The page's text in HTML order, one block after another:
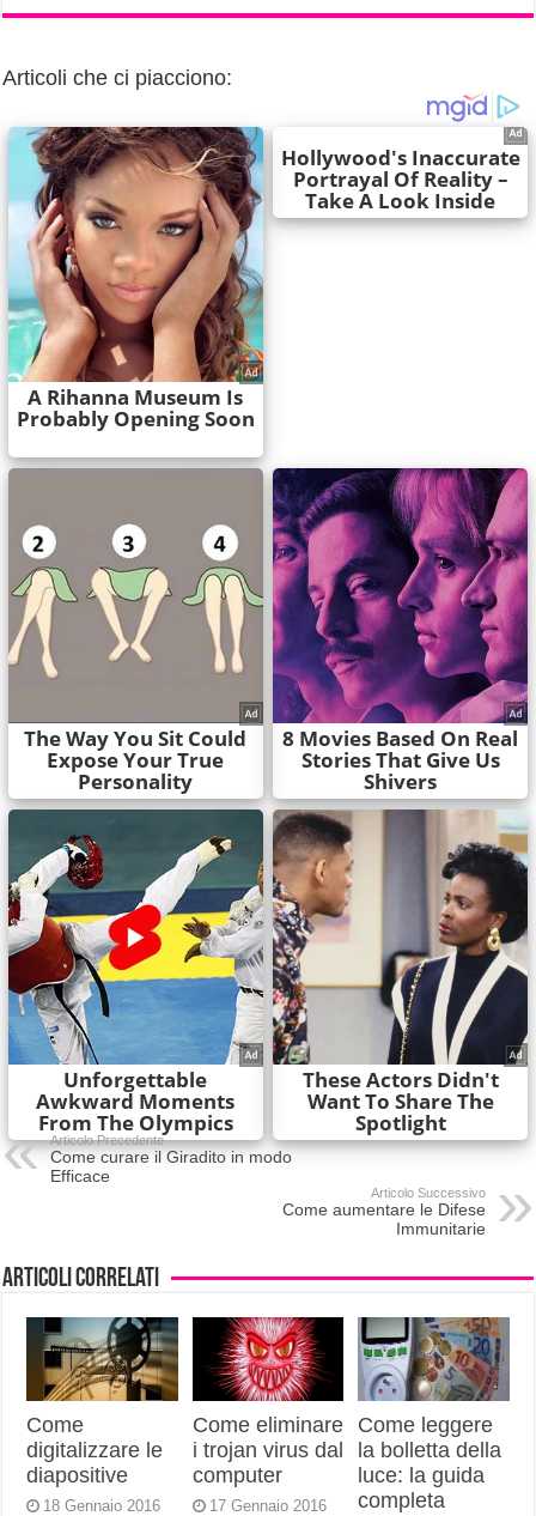
Articoli che ci piacciono:
Articolo Precedente
Come curare il Giradito in modo
Efficace
Articolo Successivo
Come aumentare le Difese
Immunitarie
Articoli correlati
Come
digitalizzare le
diapositive
18 Gennaio 2016
Come eliminare
i trojan virus dal
computer
17 Gennaio 2016
Come leggere
la bolletta della
luce: la guida
completa